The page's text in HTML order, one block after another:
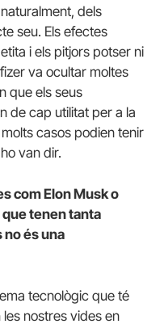
dels
seu. Els efectes
i els pitjors potser ni
va ocultar moltes
que els seus
de cap utilitat per a la
casos podien tenir
van dir.
com Elon Musk o
tenen tanta
és una
tecnològic que té
les nostres vides en